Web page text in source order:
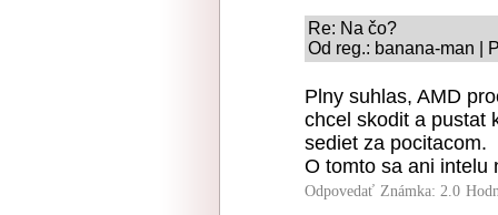
Re: Na čo?
Od reg.: banana-man |
Plny suhlas, AMD
chcel skodit a pustat
sediet za pocitacom.
O tomto sa ani intelu
Odpovedať Známka: 2.0